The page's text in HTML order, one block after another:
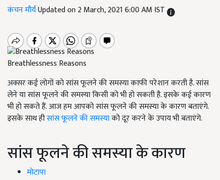
कंचन मौर्यUpdated on 2 March, 2021 6:00 AM IST
Breathlessness Reasons
अक्सर कई लोगों को सांस फूलने की समस्या काफी परेशान करती है. सांस
लेने या सांस फूलने की समस्या किसी को भी हो सकती है. इसके कई कारण
भी हो सकते हैं. आज हम आपको सांस फूलने की समस्या के कारण बताएंगे.
इसके साथ हीसांस फूलने की समस्याको दूर करने के उपाय भी बताएंगे.
सांस फूलने की समस्या के कारण
मोटापा